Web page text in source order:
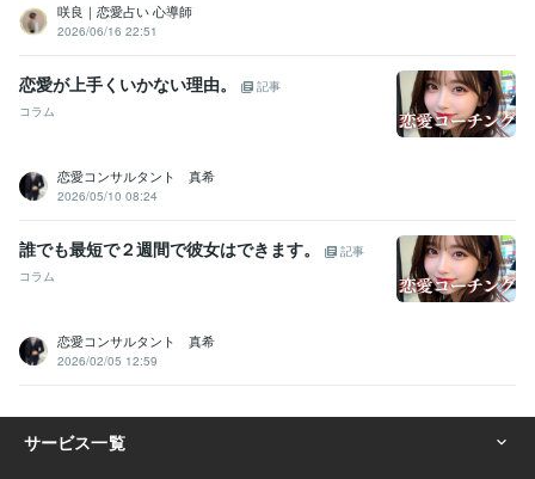
咲良｜恋愛占い 心導師
2026/06/16 22:51
恋愛が上手くいかない理由。
記事
コラム
恋愛コンサルタント 真希
2026/05/10 08:24
誰でも最短で２週間で彼女はできます。
記事
コラム
恋愛コンサルタント 真希
2026/02/05 12:59